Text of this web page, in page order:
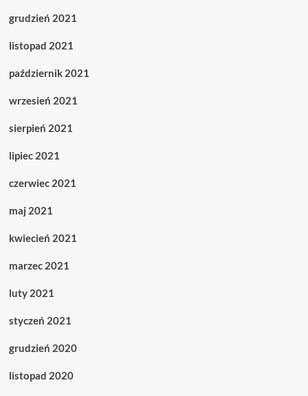
grudzień 2021
listopad 2021
październik 2021
wrzesień 2021
sierpień 2021
lipiec 2021
czerwiec 2021
maj 2021
kwiecień 2021
marzec 2021
luty 2021
styczeń 2021
grudzień 2020
listopad 2020